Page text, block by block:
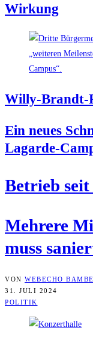
Wirkung
Wil­ly-Brandt-
Ein neu­es
Lagarde-
Betrieb seit
Meh­re­re
muss
VON WEBECHO
31. JULI 2024
POLITIK